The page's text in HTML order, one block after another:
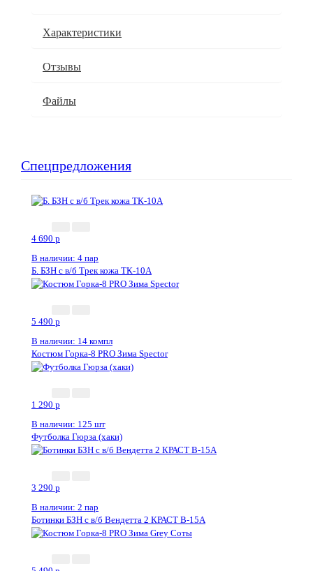
Характеристики
Отзывы
Файлы
Спецпредложения
4 690 p
В наличии: 4 пар
Б. БЗН с в/б Трек кожа ТК-10А
5 490 p
В наличии: 14 компл
Костюм Горка-8 PRO Зима Speсtor
1 290 p
В наличии: 125 шт
Футболка Гюрза (хаки)
3 290 p
В наличии: 2 пар
Ботинки БЗН с в/б Вендетта 2 КРАСТ В-15А